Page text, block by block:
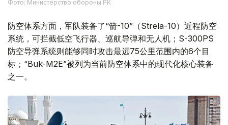
Фото: Министерство обороны РК
防空体系方面，军队装备了“箭-10”（Strela-10）近程防空
系统，可拦截低空飞行器、巡航导弹和无人机；S-300PS
防空导弹系统则能够同时攻击最远75公里范围内的6个目
标；“Buk-M2E”被列为当前防空体系中的现代化核心装备
之一。